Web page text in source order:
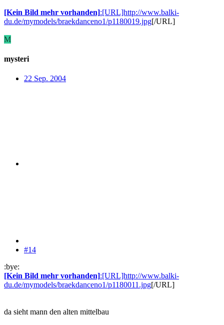
[Kein Bild mehr vorhanden]:[URL]http://www.balki-
du.de/mymodels/braekdanceno1/p1180019.jpg[/URL]
M
mysteri
22 Sep. 2004
#14
:bye:
[Kein Bild mehr vorhanden]:[URL]http://www.balki-
du.de/mymodels/braekdanceno1/p1180011.jpg[/URL]
da sieht mann den alten mittelbau